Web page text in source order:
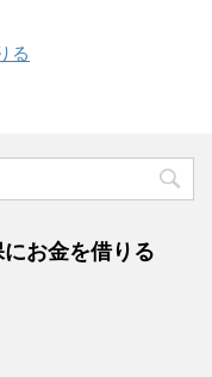
る
お金を借りる